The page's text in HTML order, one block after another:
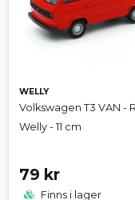
WELLY
Volkswagen T3 VAN -
Welly - 11 cm
79 kr
Finns i lager